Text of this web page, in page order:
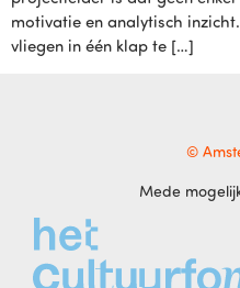
motivatie en analytisch
vliegen in één klap te […]
©
Mede